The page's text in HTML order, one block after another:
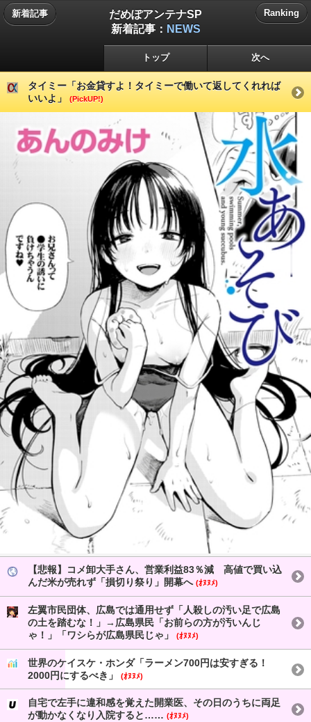
新着記事
だめぽアンテナSP
新着記事： NEWS
Ranking
トップ 次へ
タイミー「お金貸すよ！タイミーで働いて返してくれれば
いいよ」
(PickUP!)
【悲報】コメ卸大手さん、営業利益83％減 高値で買い込
んだ米が売れず「損切り祭り」開幕へ (ｵﾇﾇﾒ)
左翼市民団体、広島では通用せず「人殺しの汚い足で広島
の土を踏むな！」→広島県民「お前らの方が汚いんじ
ゃ！」「ワシらが広島県民じゃ」
(ｵﾇﾇﾒ)
世界のケイスケ・ホンダ「ラーメン700円は安すぎる！
2000円にするべき」
(ｵﾇﾇﾒ)
自宅で左手に違和感を覚えた開業医、その日のうちに両足
が動かなくなり入院すると…… (ｵﾇﾇﾒ)